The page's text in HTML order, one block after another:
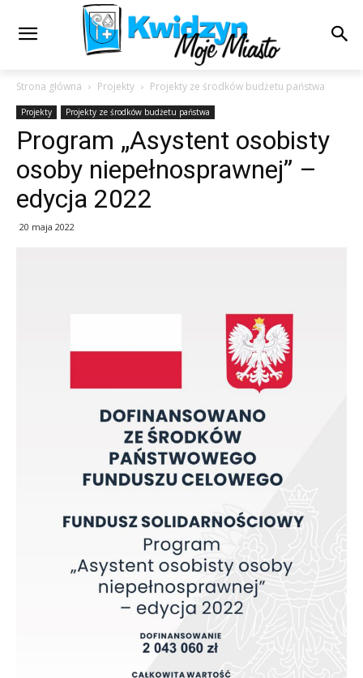
Strona główna Projekty Projekty ze środków budżetu państwa
Projekty Projekty ze środków budżetu państwa
Program „Asystent osobisty
osoby niepełnosprawnej” –
edycja 2022
20 maja 2022